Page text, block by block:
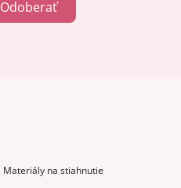
Odoberať
Materiály na stiahnutie